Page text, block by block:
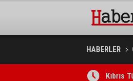
HABERLER
Kıbrıs